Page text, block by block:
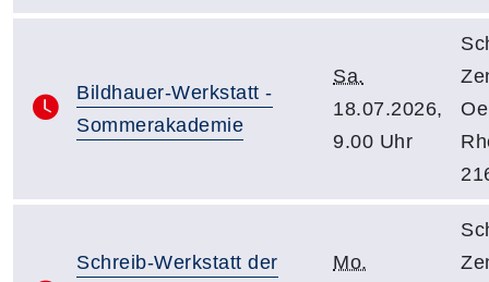
Bildhauer-Werkstatt -
Sommerakademie
Sa.
18.07.2026,
9.00 Uhr
Schreib-Werkstatt der
Mo.